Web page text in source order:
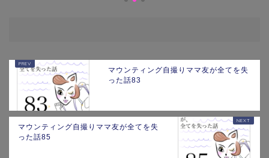
マウンティング自撮りママ友が全てを失
った話83
マウンティング自撮りママ友が全てを失
った話85